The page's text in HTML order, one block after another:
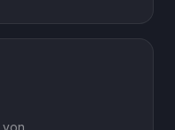
von